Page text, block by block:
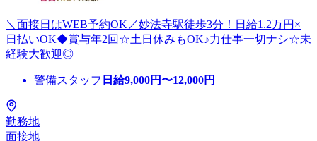
＼面接日はWEB予約OK／妙法寺駅徒歩3分！日給1.2万円×
日払いOK◆賞与年2回☆土日休みもOK♪力仕事一切ナシ☆未
経験大歓迎◎
警備スタッフ 日給9,000円〜12,000円
勤務地
面接地